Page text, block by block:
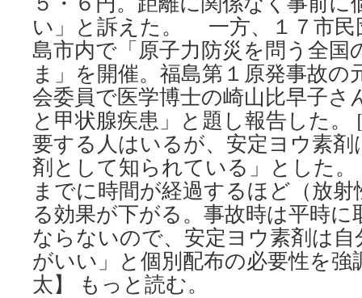
い」と訴えた。 一方、１７市民
島市内で「原子力防災を問う全国
ま」を開催。福島第１原発事故の
会委員で医学博士の崎山比早子さ
と甲状腺疾患」と題し報告した
要する人はいるが、安定ヨウ素
剤として知られている」とした
までに時間が経過するほど（放
る効果が下がる。事故時は平時
ならないので、安定ヨウ素剤は
がいい」と個別配布の必要性を強
太】 もっと読む。